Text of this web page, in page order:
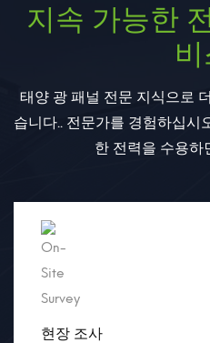
지속 가능한
태양 광 패널 전문 지식으로
습니다.. 전문가를 경험하십시
한 전력을 수용하
현장 조사